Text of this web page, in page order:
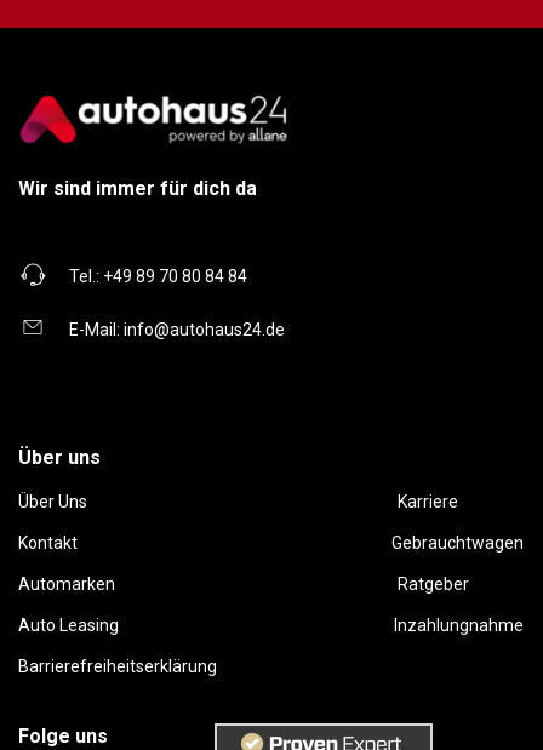
Wir sind immer für dich da
Tel.: +49 89 70 80 84 84
E-Mail: info@autohaus24.de
Über uns
Über Uns Karriere
Kontakt Gebrauchtwagen
Automarken Ratgeber
Auto Leasing Inzahlungnahme
Barrierefreiheitserklärung
Folge uns